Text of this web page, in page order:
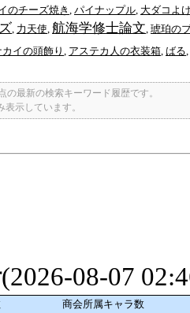
のチーズ焼き パイナップル 大ダコよ
力天使 航海学修士論文 琥珀の
カイの頭飾り アステカ人の衣装箱 ばる
の最新の検索キーワード履歴です。
示しています。
(2026-08-07
商会所属キャラ数